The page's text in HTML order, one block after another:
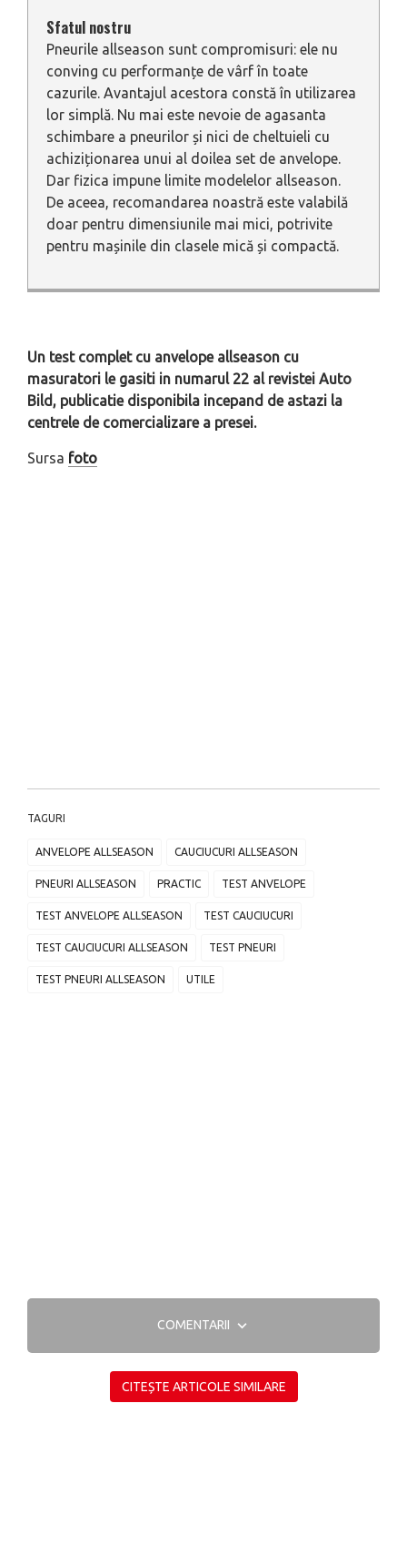
Sfatul nostru
Pneurile allseason sunt compromisuri: ele nu
conving cu performanțe de vârf în toate
cazurile. Avantajul acestora constă în utilizarea
lor simplă. Nu mai este nevoie de agasanta
schimbare a pneurilor și nici de cheltuieli cu
achiziționarea unui al doilea set de anvelope.
Dar fizica impune limite modelelor allseason.
De aceea, recomandarea noastră este valabilă
doar pentru dimensiunile mai mici, potrivite
pentru mașinile din clasele mică și compactă.
Un test complet cu anvelope allseason cu
masuratori le gasiti in numarul 22 al revistei Auto
Bild, publicatie disponibila incepand de astazi la
centrele de comercializare a presei.
Sursa foto
TAGURI
ANVELOPE ALLSEASON CAUCIUCURI ALLSEASON
PNEURI ALLSEASON PRACTIC TEST ANVELOPE
TEST ANVELOPE ALLSEASON TEST CAUCIUCURI
TEST CAUCIUCURI ALLSEASON TEST PNEURI
TEST PNEURI ALLSEASON UTILE
COMENTARII
CITEȘTE ARTICOLE SIMILARE